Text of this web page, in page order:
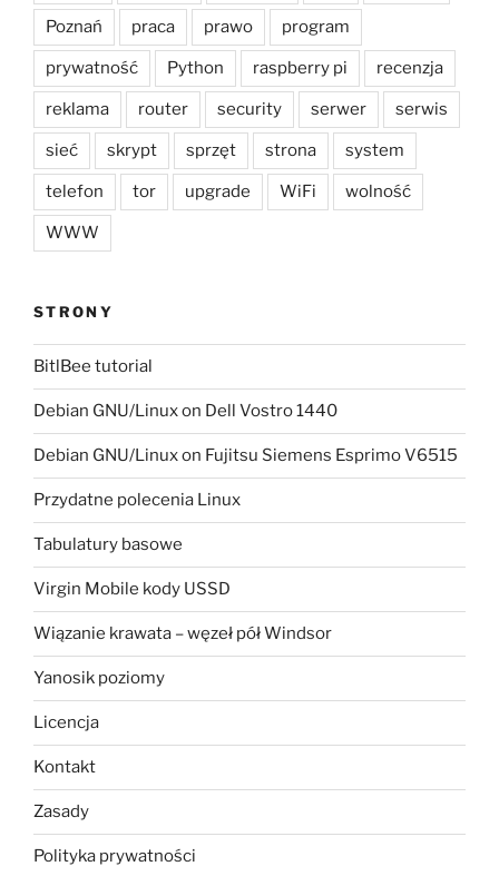
Poznań praca prawo program
prywatność Python raspberry pi recenzja
reklama router security serwer serwis
sieć skrypt sprzęt strona system
telefon tor upgrade WiFi wolność
WWW
STRONY
BitlBee tutorial
Debian GNU/Linux on Dell Vostro 1440
Debian GNU/Linux on Fujitsu Siemens Esprimo V6515
Przydatne polecenia Linux
Tabulatury basowe
Virgin Mobile kody USSD
Wiązanie krawata – węzeł pół Windsor
Yanosik poziomy
Licencja
Kontakt
Zasady
Polityka prywatności